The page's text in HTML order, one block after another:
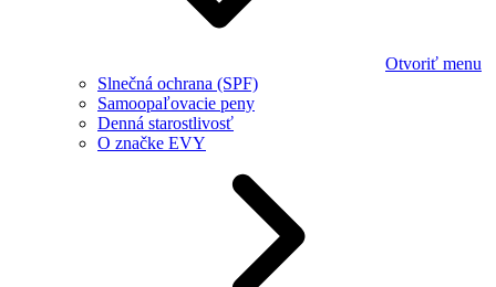
Otvoriť menu
Slnečná ochrana (SPF)
Samoopaľovacie peny
Denná starostlivosť
O značke EVY